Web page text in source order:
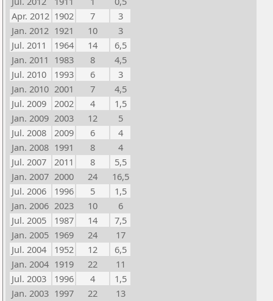
Apr. 2012 1902 7
3
Jan. 2012 1921 10
3
Jul. 2011
1964 14
6,5
Jan. 2011 1983 8
4,5
Jul. 2010
1993 6
3
Jan. 2010 2001 7
4,5
Jul. 2009
2002 4
1,5
Jan. 2009 2003 12
5
Jul. 2008
2009 6
4
Jan. 2008 1991 8
4
Jul. 2007
2011 8
5,5
Jan. 2007 2000 24
16,5
Jul. 2006
1996 5
1,5
Jan. 2006 2023 10
6
Jul. 2005
1987 14
7,5
Jan. 2005 1969 24
17
Jul. 2004
1952 12
6,5
Jan. 2004 1919 22
11
Jul. 2003
1996 4
1,5
Jan. 2003 1997 22
13